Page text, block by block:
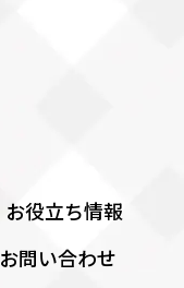
お役立ち情報
お問い合わせ